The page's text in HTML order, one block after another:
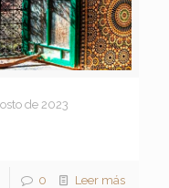
de 2023
0 Leer más